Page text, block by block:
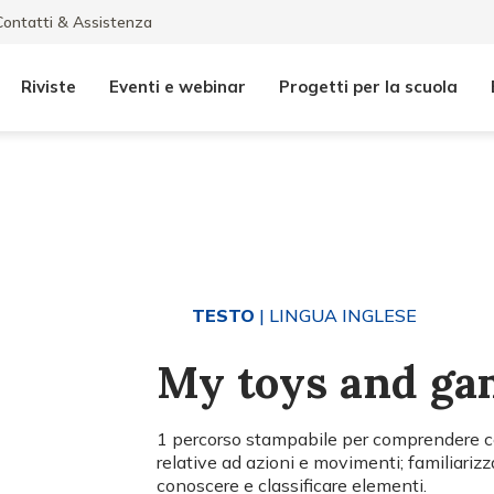
& Assistenza
Riviste Eventi e webinar Progetti per la scuola
TESTO | LINGUA INGLESE
My toys and
1 percorso stampabile per comprendere
relative ad azioni e movimenti;
conoscere e classificare elementi.